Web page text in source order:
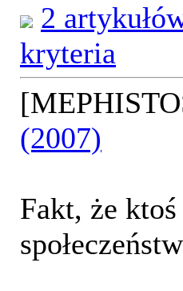
2
kryteria
(2007)
Fakt, że